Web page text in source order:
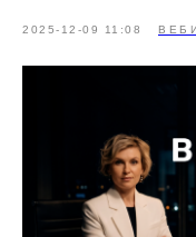
2025-12-09 11:08